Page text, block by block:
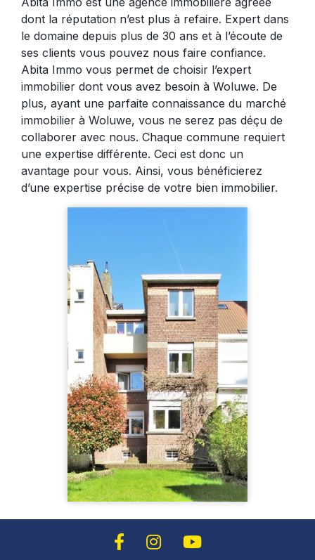
dont la réputation n’est plus à refaire. Expert dans
le domaine depuis plus de 30 ans et à l’écoute de
ses clients vous pouvez nous faire confiance.
Abita Immo vous permet de choisir l’expert
immobilier dont vous avez besoin à Woluwe. De
plus, ayant une parfaite connaissance du marché
immobilier à Woluwe, vous ne serez pas déçu de
collaborer avec nous. Chaque commune requiert
une expertise différente. Ceci est donc un
avantage pour vous. Ainsi, vous bénéficierez
d’une expertise précise de votre bien immobilier.